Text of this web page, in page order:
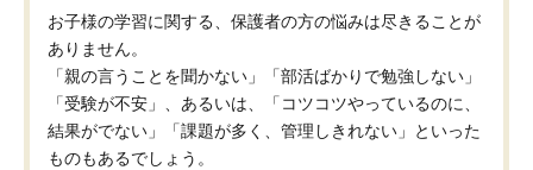
お子様の学習に関する、保護者の方の悩みは尽きることが
ありません。
「親の言うことを聞かない」「部活ばかりで勉強しない」
「受験が不安」、あるいは、「コツコツやっているのに、
結果がでない」「課題が多く、管理しきれない」といった
ものもあるでしょう。